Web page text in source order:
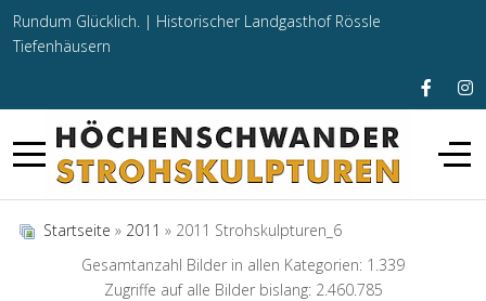
Rundum Glücklich. | Historischer Landgasthof Rössle
Tiefenhäusern
Startseite » 2011 » 2011 Strohskulpturen_6
Gesamtanzahl Bilder in allen Kategorien: 1.339
Zugriffe auf alle Bilder bislang: 2.460.785